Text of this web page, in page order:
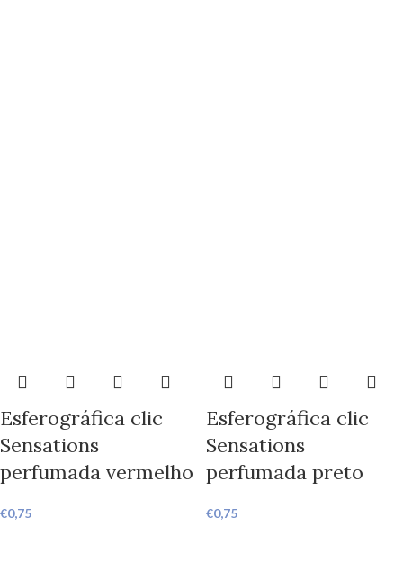
Esferográfica clic
Sensations
perfumada vermelho
€0,75
Esferográfica clic
Sensations
perfumada preto
€0,75